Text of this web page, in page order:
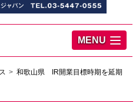
MENU
和歌山県 IR開業目標時期を延期